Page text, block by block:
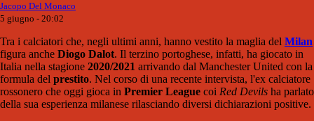
Jacopo Del Monaco
5 giugno - 20:02
Tra i calciatori che, negli ultimi anni, hanno vestito la maglia del Milan
figura anche Diogo Dalot. Il terzino portoghese, infatti, ha giocato in
Italia nella stagione 2020/2021 arrivando dal Manchester United con la
formula del prestito. Nel corso di una recente intervista, l'ex calciatore
rossonero che oggi gioca in Premier League coi Red Devils ha parlato
della sua esperienza milanese rilasciando diversi dichiarazioni positive.